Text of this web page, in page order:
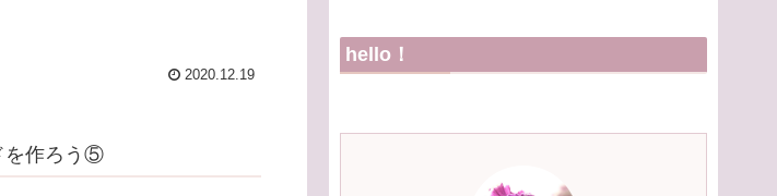
2020.12.19
を作ろう⑤
hello！